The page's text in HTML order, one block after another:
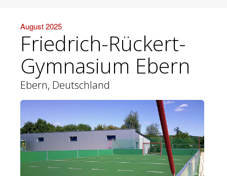
August 2025
Friedrich-Rückert-
Gymnasium Ebern
Ebern, Deutschland